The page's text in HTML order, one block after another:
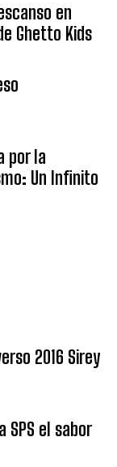
en
Ghetto Kids
por la
Un Infinito
2016 Sirey
SPS el sabor